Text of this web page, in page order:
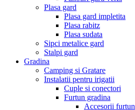
Plasa gard
Plasa gard impletita
Plasa rabitz
Plasa sudata
Sipci metalice gard
Stalpi gard
Gradina
Camping si Gratare
Instalatii pentru irigatii
Cuple si conectori
Furtun gradina
Accesorii furtun